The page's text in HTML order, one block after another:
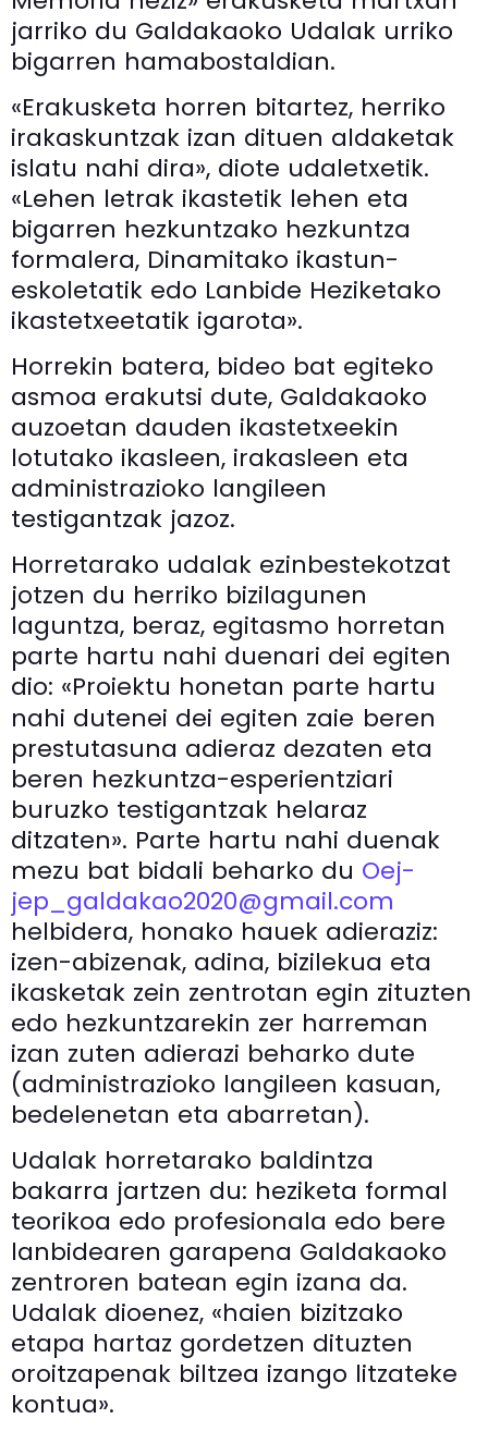
jarriko du Galdakaoko Udalak urriko
bigarren hamabostaldian.
«Erakusketa horren bitartez, herriko
irakaskuntzak izan dituen aldaketak
islatu nahi dira», diote udaletxetik.
«Lehen letrak ikastetik lehen eta
bigarren hezkuntzako hezkuntza
formalera, Dinamitako ikastun-
eskoletatik edo Lanbide Heziketako
ikastetxeetatik igarota».
Horrekin batera, bideo bat egiteko
asmoa erakutsi dute, Galdakaoko
auzoetan dauden ikastetxeekin
lotutako ikasleen, irakasleen eta
administrazioko langileen
testigantzak jazoz.
Horretarako udalak ezinbestekotzat
jotzen du herriko bizilagunen
laguntza, beraz, egitasmo horretan
parte hartu nahi duenari dei egiten
dio: «Proiektu honetan parte hartu
nahi dutenei dei egiten zaie beren
prestutasuna adieraz dezaten eta
beren hezkuntza-esperientziari
buruzko testigantzak helaraz
ditzaten». Parte hartu nahi duenak
mezu bat bidali beharko du Oej-
jep_galdakao2020@gmail.com
helbidera, honako hauek adieraziz:
izen-abizenak, adina, bizilekua eta
ikasketak zein zentrotan egin zituzten
edo hezkuntzarekin zer harreman
izan zuten adierazi beharko dute
(administrazioko langileen kasuan,
bedelenetan eta abarretan).
Udalak horretarako baldintza
bakarra jartzen du: heziketa formal
teorikoa edo profesionala edo bere
lanbidearen garapena Galdakaoko
zentroren batean egin izana da.
Udalak dioenez, «haien bizitzako
etapa hartaz gordetzen dituzten
oroitzapenak biltzea izango litzateke
kontua».